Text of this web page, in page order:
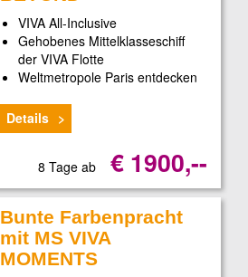
VIVA All-Inclusive
Gehobenes Mittelklasseschiff
der VIVA Flotte
Weltmetropole Paris entdecken
Details
8 Tage ab € 1900,--
Bunte Farbenpracht
mit MS VIVA
MOMENTS